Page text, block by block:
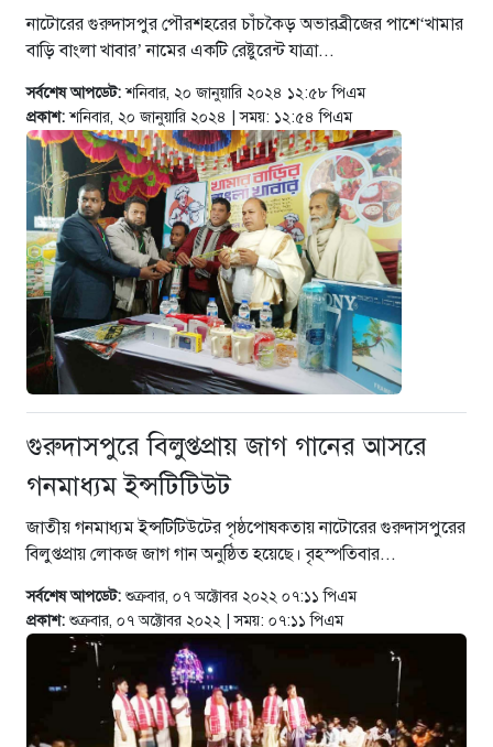
নাটোরের গুরুদাসপুর পৌরশহরের চাঁচকৈড় অভারব্রীজের পাশে‘খামার
বাড়ি বাংলা খাবার’ নামের একটি রেষ্টুরেন্ট যাত্রা...
সর্বশেষ আপডেট:শনিবার, ২০ জানুয়ারি ২০২৪ ১২:৫৮ পিএম
প্রকাশ:শনিবার, ২০ জানুয়ারি ২০২৪ | সময়: ১২:৫৪ পিএম
গুরুদাসপুরে বিলুপ্তপ্রায় জাগ গানের আসরে
গনমাধ্যম ইন্সটিটিউট
জাতীয় গনমাধ্যম ইন্সটিটিউটের পৃষ্ঠপোষকতায় নাটোরের গুরুদাসপুরের
বিলুপ্তপ্রায় লোকজ জাগ গান অনুষ্ঠিত হয়েছে। বৃহস্পতিবার...
সর্বশেষ আপডেট: শুক্রবার, ০৭ অক্টোবর ২০২২ ০৭:১১ পিএম
প্রকাশ: শুক্রবার, ০৭ অক্টোবর ২০২২ | সময়: ০৭:১১ পিএম